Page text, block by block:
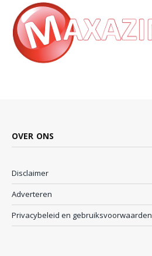
OVER ONS
Disclaimer
Adverteren
Privacybeleid en gebruiksvoorwaarden